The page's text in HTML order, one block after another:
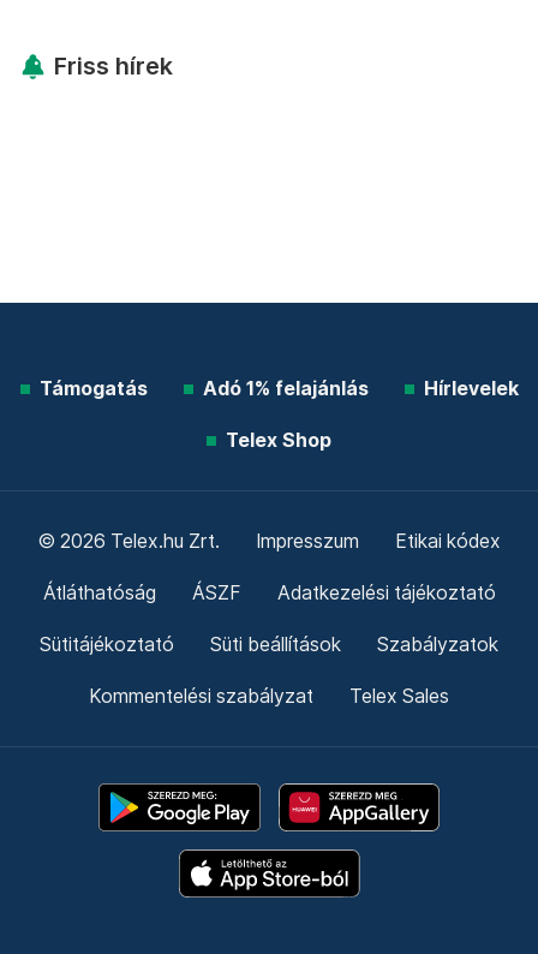
Friss hírek
Támogatás Adó 1% felajánlás Hírlevelek
Telex Shop
© 2026 Telex.hu Zrt. Impresszum Etikai kódex
Átláthatóság ÁSZF Adatkezelési tájékoztató
Sütitájékoztató Süti beállítások Szabályzatok
Kommentelési szabályzat Telex Sales